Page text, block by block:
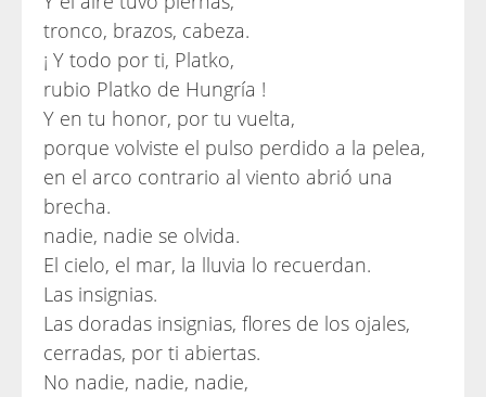
tronco, brazos, cabeza.
¡ Y todo por ti, Platko,
rubio Platko de Hungría !
Y en tu honor, por tu vuelta,
porque volviste el pulso perdido a la pelea,
en el arco contrario al viento abrió una
brecha.
nadie, nadie se olvida.
El cielo, el mar, la lluvia lo recuerdan.
Las insignias.
Las doradas insignias, flores de los ojales,
cerradas, por ti abiertas.
No nadie, nadie, nadie,